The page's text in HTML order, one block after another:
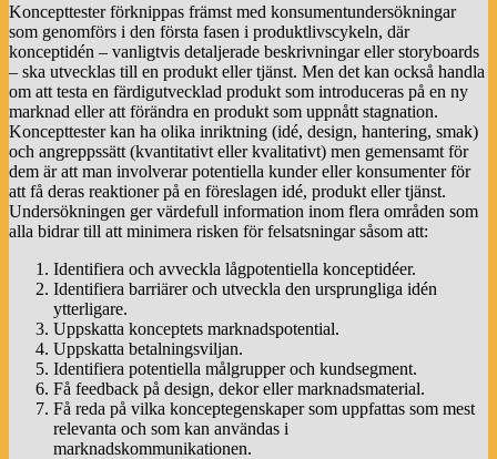
Koncepttester förknippas främst med konsumentundersökningar
som genomförs i den första fasen i produktlivscykeln, där
konceptidén – vanligtvis detaljerade beskrivningar eller storyboards
– ska utvecklas till en produkt eller tjänst. Men det kan också handla
om att testa en färdigutvecklad produkt som introduceras på en ny
marknad eller att förändra en produkt som uppnått stagnation.
Koncepttester kan ha olika inriktning (idé, design, hantering, smak)
och angreppssätt (kvantitativt eller kvalitativt) men gemensamt för
dem är att man involverar potentiella kunder eller konsumenter för
att få deras reaktioner på en föreslagen idé, produkt eller tjänst.
Undersökningen ger värdefull information inom flera områden som
alla bidrar till att minimera risken för felsatsningar såsom att:
Identifiera och avveckla lågpotentiella konceptidéer.
Identifiera barriärer och utveckla den ursprungliga idén
ytterligare.
Uppskatta konceptets marknadspotential.
Uppskatta betalningsviljan.
Identifiera potentiella målgrupper och kundsegment.
Få feedback på design, dekor eller marknadsmaterial.
Få reda på vilka konceptegenskaper som uppfattas som mest
relevanta och som kan användas i
marknadskommunikationen.